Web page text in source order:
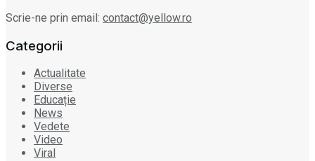
Scrie-ne prin email: contact@yellow.ro
Categorii
Actualitate
Diverse
Educație
News
Vedete
Video
Viral